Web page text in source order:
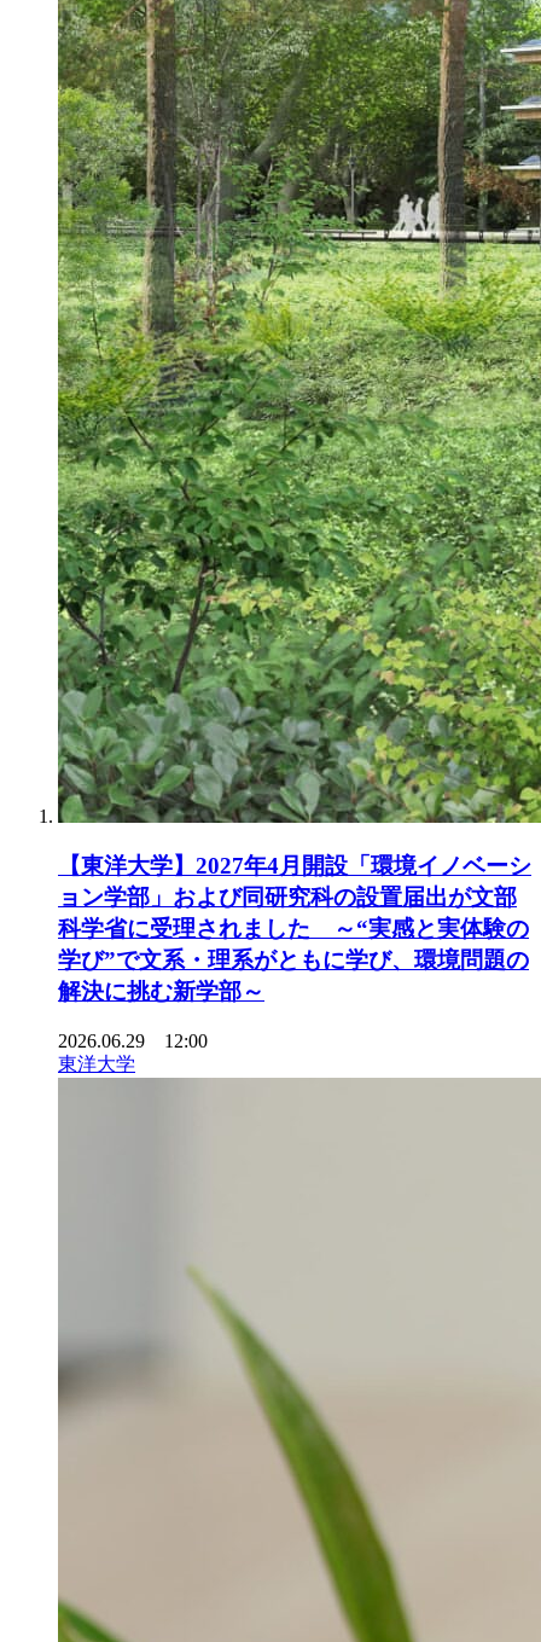
【東洋大学】2027年4月開設「環境イノベーシ
ョン学部」および同研究科の設置届出が文部
科学省に受理されました ～“実感と実体験の
学び”で文系・理系がともに学び、環境問題の
解決に挑む新学部～
2026.06.29 12:00
東洋大学